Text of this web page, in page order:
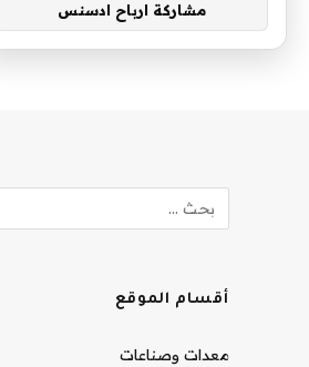
أقسام الموقع
معدات وصناعات
مشاركة ارباح ادسنس